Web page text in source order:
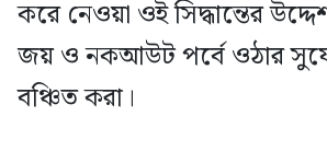
করে নেওয়া ওই সিদ্ধান্তের
জয় ও নকআউট পর্বে ওঠার
বঞ্চিত করা।